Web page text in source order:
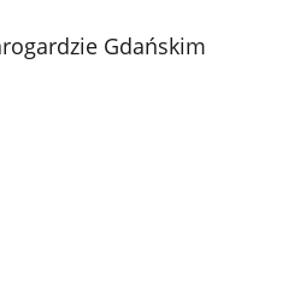
Gdańskim